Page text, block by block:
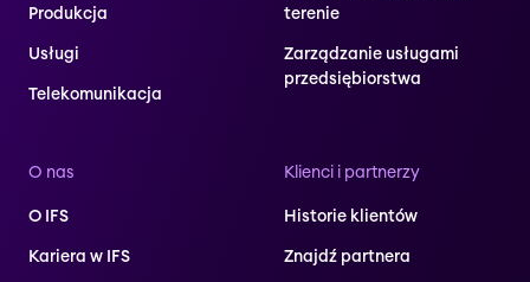
Produkcja
Usługi
Telekomunikacja
terenie
Zarządzanie usługami
przedsiębiorstwa
O nas
O IFS
Kariera w IFS
Klienci i partnerzy
Historie klientów
Znajdź partnera